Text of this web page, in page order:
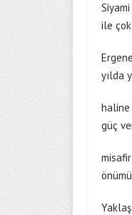
ile çok
yılda
haline
güç